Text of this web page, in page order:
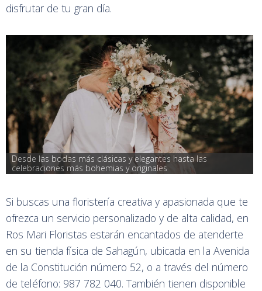
disfrutar de tu gran día.
Desde las bodas más clásicas y elegantes hasta las
celebraciones más bohemias y originales
Si buscas una floristería creativa y apasionada que te
ofrezca un servicio personalizado y de alta calidad, en
Ros Mari Floristas estarán encantados de atenderte
en su tienda física de Sahagún, ubicada en la Avenida
de la Constitución número 52, o a través del número
de teléfono: 987 782 040. También tienen disponible